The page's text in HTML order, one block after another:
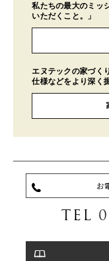
私たちの最大のミッ
いただくこと。」
エヌテックの家づく
仕様などをより深く
お
TEL